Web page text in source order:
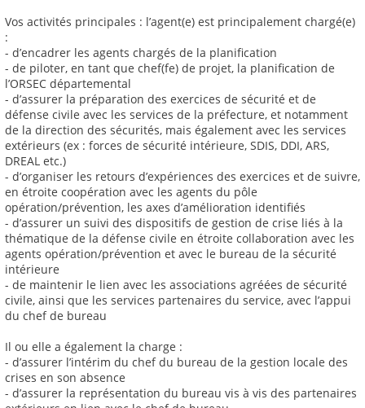
Vos activités principales : l’agent(e) est principalement chargé(e)
:
- d’encadrer les agents chargés de la planification
- de piloter, en tant que chef(fe) de projet, la planification de
l’ORSEC départemental
- d’assurer la préparation des exercices de sécurité et de
défense civile avec les services de la préfecture, et notamment
de la direction des sécurités, mais également avec les services
extérieurs (ex : forces de sécurité intérieure, SDIS, DDI, ARS,
DREAL etc.)
- d’organiser les retours d’expériences des exercices et de suivre,
en étroite coopération avec les agents du pôle
opération/prévention, les axes d’amélioration identifiés
- d’assurer un suivi des dispositifs de gestion de crise liés à la
thématique de la défense civile en étroite collaboration avec les
agents opération/prévention et avec le bureau de la sécurité
intérieure
- de maintenir le lien avec les associations agréées de sécurité
civile, ainsi que les services partenaires du service, avec l’appui
du chef de bureau
Il ou elle a également la charge :
- d’assurer l’intérim du chef du bureau de la gestion locale des
crises en son absence
- d’assurer la représentation du bureau vis à vis des partenaires